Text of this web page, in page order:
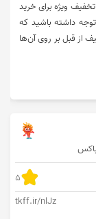
با ورود به وبسایت کتابراه میتوانید تا50% تخفیف ویژه برای خرید
داشته باشید که
از قبل بر روی آن‌ها
5
tkff.ir/nlJz